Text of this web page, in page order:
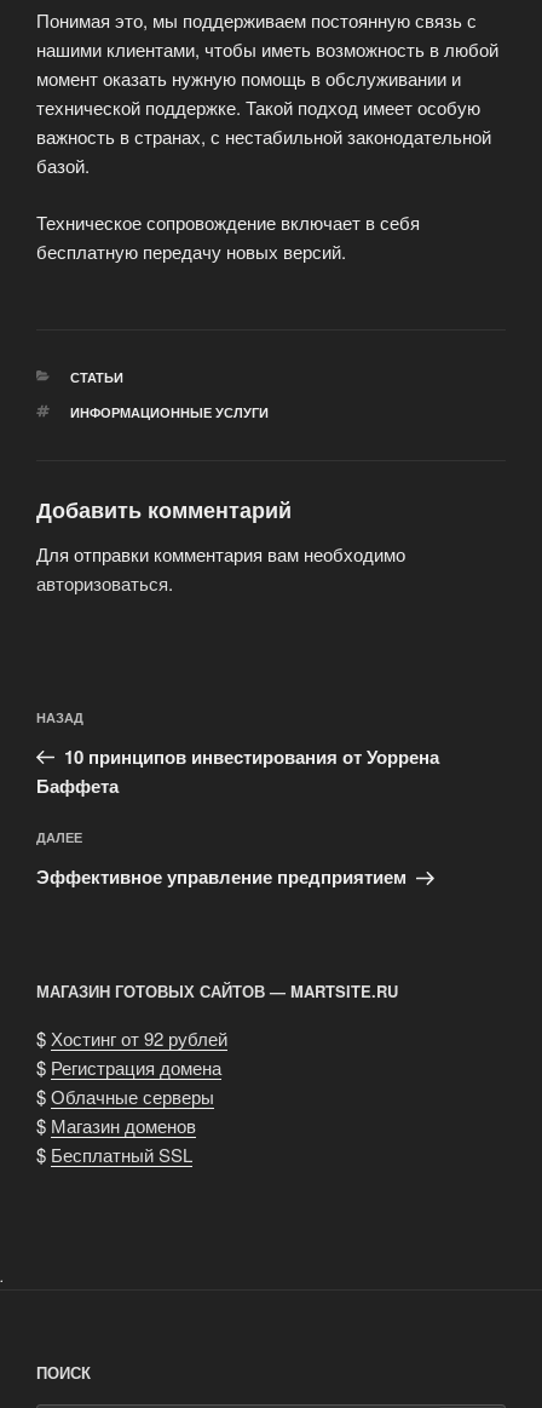
Понимая это, мы поддерживаем постоянную связь с
нашими клиентами, чтобы иметь возможность в любой
момент оказать нужную помощь в обслуживании и
технической поддержке. Такой подход имеет особую
важность в странах, с нестабильной законодательной
базой.
Техническое сопровождение включает в себя
бесплатную передачу новых версий.
РУБРИКИ
СТАТЬИ
МЕТКИ
ИНФОРМАЦИОННЫЕ УСЛУГИ
Добавить комментарий
Для отправки комментария вам необходимо
авторизоваться.
по
записям
Предыдущая
запись:
НАЗАД
10 принципов инвестирования от Уоррена
Баффета
Следующая
запись
ДАЛЕЕ
Эффективное управление предприятием
МАГАЗИН ГОТОВЫХ САЙТОВ — MARTSITE.RU
$ Хостинг от 92 рублей
$ Регистрация домена
$Облачные серверы
$ Магазин доменов
$ Бесплатный SSL
.
ПОИСК